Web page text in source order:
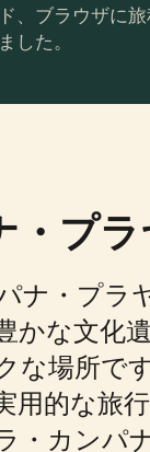
、ブラウザに
した。
・プ
ナ・プラ
かな文化
な場所で
用的な旅
・カンパ